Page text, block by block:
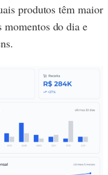
produtos têm maior
momentos do dia e